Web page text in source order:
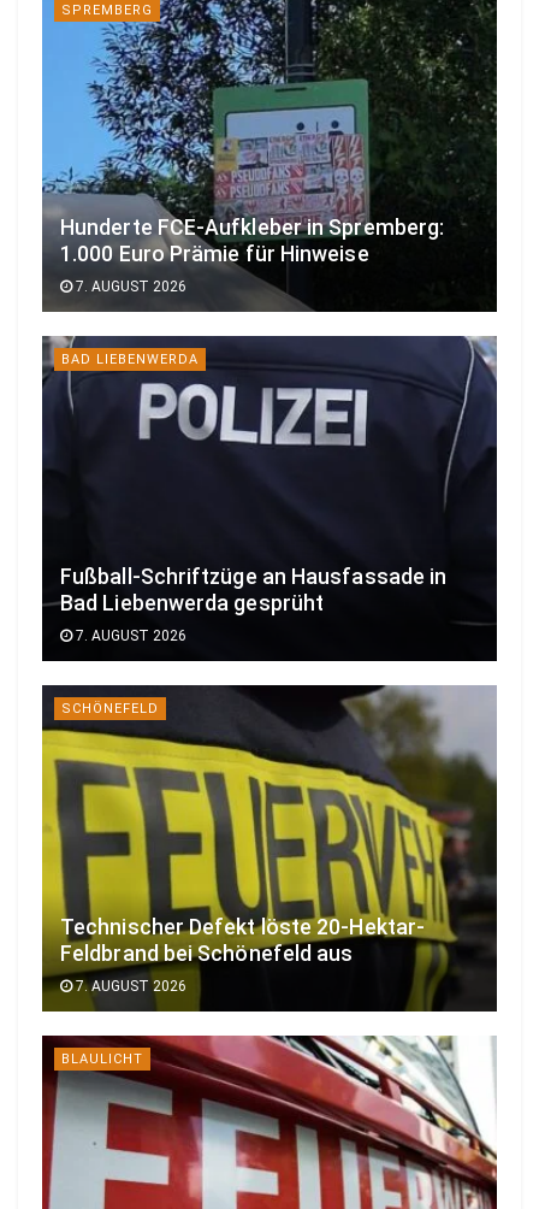
SPREMBERG
Hunderte FCE-Aufkleber in Spremberg:
1.000 Euro Prämie für Hinweise
7. AUGUST 2026
BAD LIEBENWERDA
Fußball-Schriftzüge an Hausfassade in
Bad Liebenwerda gesprüht
7. AUGUST 2026
SCHÖNEFELD
Technischer Defekt löste 20-Hektar-
Feldbrand bei Schönefeld aus
7. AUGUST 2026
BLAULICHT